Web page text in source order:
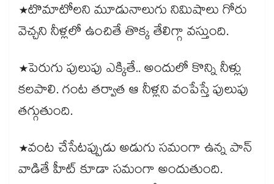
*టొమాటోలని మూడునాలుగు నిమిషాలు గోరు
వెచ్చని నీళ్లలో ఉంచితే తొక్క తేలిగ్గా వస్తుంది.
*పెరుగు పులుపు ఎక్కితే.. అందులో కొన్ని నీళ్లు
కలపాలి. గంట తర్వాత ఆ నీళ్లని వంపేస్తే పులుపు
తగ్గుతుంది.
*వంట చేసేటప్పుడు అడుగు సమంగా ఉన్న పాన్
వాడితే హీట్ కూడా సమంగా అందుతుంది.